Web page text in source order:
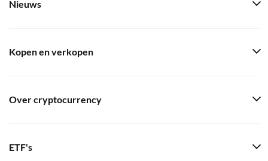
Nieuws
Kopen en verkopen
Over cryptocurrency
ETF's